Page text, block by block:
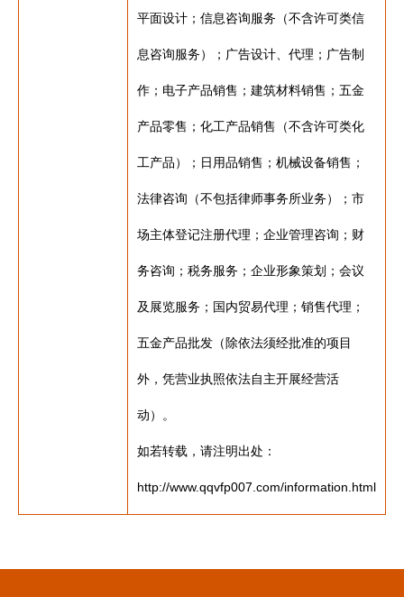
平面设计；信息咨询服务（不含许可类信
息咨询服务）；广告设计、代理；广告制
作；电子产品销售；建筑材料销售；五金
产品零售；化工产品销售（不含许可类化
工产品）；日用品销售；机械设备销售；
法律咨询（不包括律师事务所业务）；市
场主体登记注册代理；企业管理咨询；财
务咨询；税务服务；企业形象策划；会议
及展览服务；国内贸易代理；销售代理；
五金产品批发（除依法须经批准的项目
外，凭营业执照依法自主开展经营活
动）。
如若转载，请注明出处：
http://www.qqvfp007.com/information.html